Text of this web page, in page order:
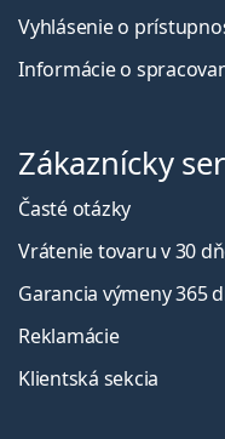
Vyhlásenie o
Informácie o
Zákaznícky
Časté otázky
Vrátenie tovaru v 30
Garancia výmeny 365
Reklamácie
Klientská sekcia